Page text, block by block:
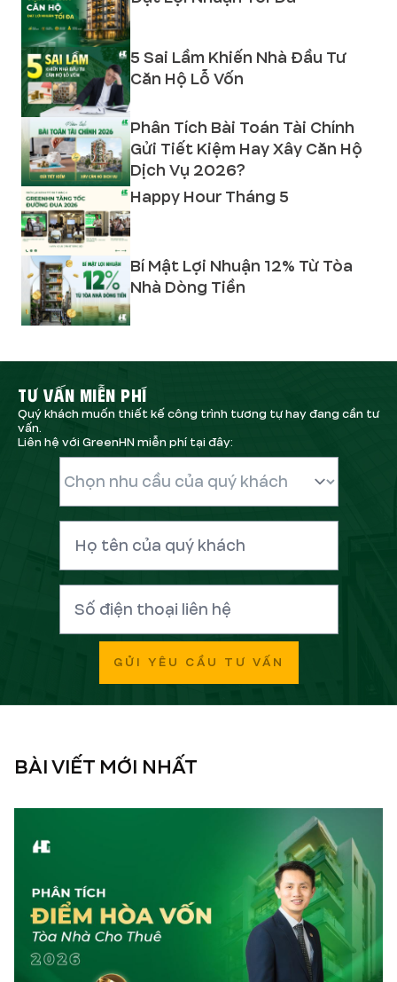
5 Sai Lầm Khiến Nhà Đầu Tư
Căn Hộ Lỗ Vốn
Phân Tích Bài Toán Tài Chính
Gửi Tiết Kiệm Hay Xây Căn Hộ
Dịch Vụ 2026?
Happy Hour Tháng 5
Bí Mật Lợi Nhuận 12% Từ Tòa
Nhà Dòng Tiền
TƯ VẤN MIỄN PHÍ
Quý khách muốn thiết kế công trình tương tự hay đang cần tư
vấn.
Liên hệ với GreenHN miễn phí tại đây:
GỬI YÊU CẦU TƯ VẤN
BÀI VIẾT MỚI NHẤT